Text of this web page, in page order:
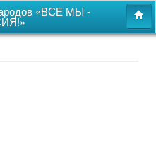
«ВСЕ МЫ -